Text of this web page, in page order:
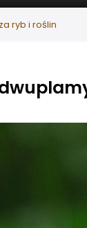
ryb i roślin